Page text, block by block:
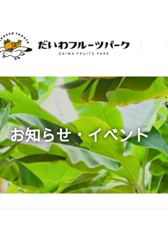
お知らせ・イベント